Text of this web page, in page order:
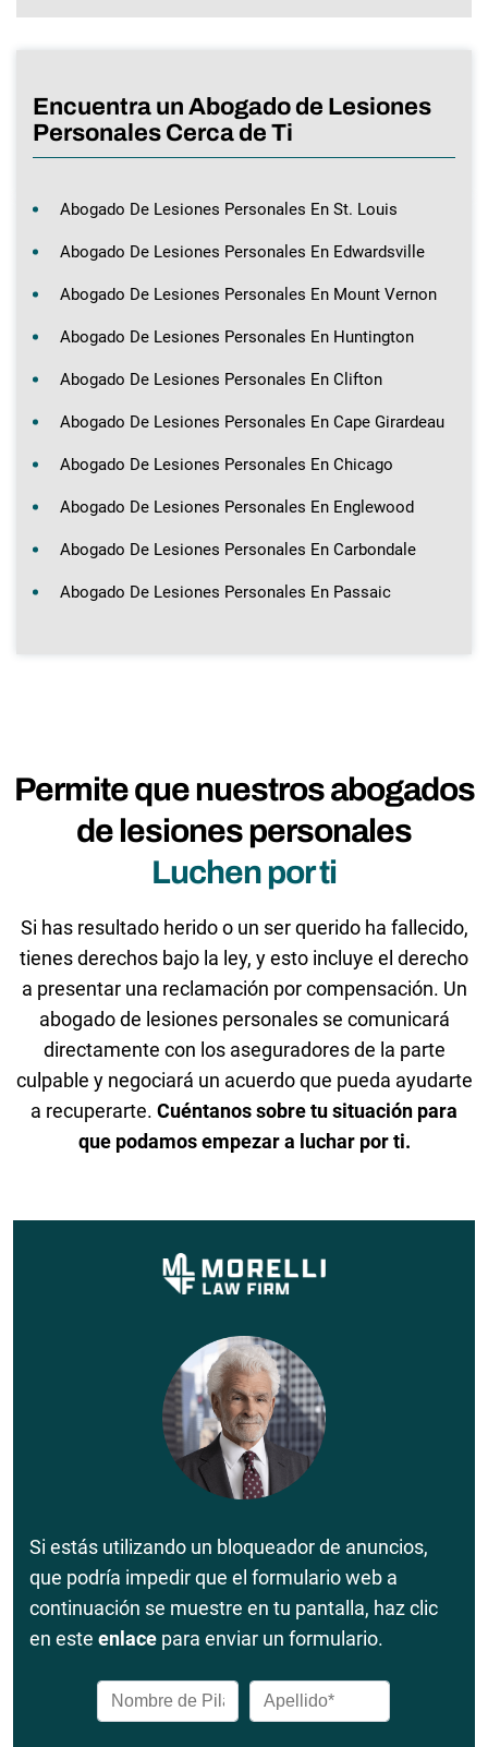
Encuentra un Abogado de Lesiones
Personales Cerca de Ti
Abogado De Lesiones Personales En St. Louis
Abogado De Lesiones Personales En Edwardsville
Abogado De Lesiones Personales En Mount Vernon
Abogado De Lesiones Personales En Huntington
Abogado De Lesiones Personales En Clifton
Abogado De Lesiones Personales En Cape Girardeau
Abogado De Lesiones Personales En Chicago
Abogado De Lesiones Personales En Englewood
Abogado De Lesiones Personales En Carbondale
Abogado De Lesiones Personales En Passaic
Permite que nuestros abogados
de lesiones personales
Luchen por ti
Si has resultado herido o un ser querido ha fallecido,
tienes derechos bajo la ley, y esto incluye el derecho
a presentar una reclamación por compensación. Un
abogado de lesiones personales se comunicará
directamente con los aseguradores de la parte
culpable y negociará un acuerdo que pueda ayudarte
a recuperarte. Cuéntanos sobre tu situación para
que podamos empezar a luchar por ti.
Si estás utilizando un bloqueador de anuncios,
que podría impedir que el formulario web a
continuación se muestre en tu pantalla, haz clic
en este enlace para enviar un formulario.